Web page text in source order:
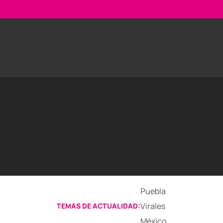
TEMAS DE ACTUALIDAD:
Puebla
Virales
México